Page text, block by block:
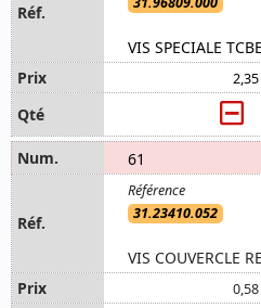
VIS SPECIALE
2,35
61
31.23410.052
VIS COUVERCLE
0,58